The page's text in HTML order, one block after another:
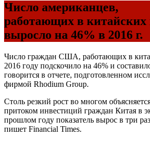
Число американцев,
работающих в китайских
выросло на 46% в 2016 г.
Число граждан США, работающих в
2016 году подскочило на 46% и
говорится в отчете, подготовленном
фирмой Rhodium Group.
Столь резкий рост во многом
притоком инвестиций граждан Китая в
прошлом году показатель вырос в три
пишет Financial Times.